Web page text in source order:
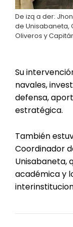
De izq a der:
de Unisabaneta,
Oliveros y
Su
navales,
defensa,
estratégica.
También
Coordinador
Unisabaneta,
académica y